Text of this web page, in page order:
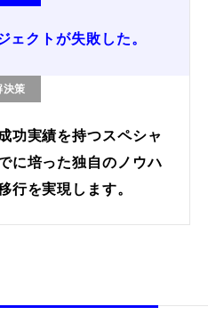
クトが失敗した。
決策
功実績を持つスペシャ
に培った独自のノウハ
行を実現します。